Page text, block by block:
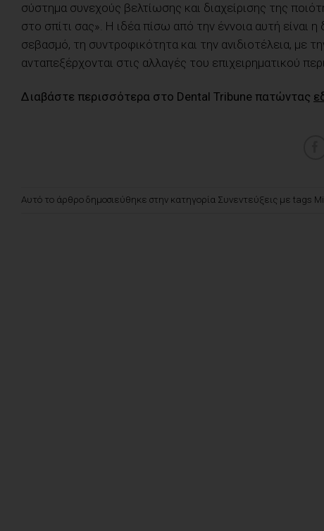
σύστημα συνεχούς βελτίωσης και διαχείρισης της
στο σπίτι σας». Η ιδέα πίσω από την έννοια αυτή είναι
σεβασμό, τη συντροφικότητα και την ανιδιοτέλεια,
ανταπεξέρχονται στις αλλαγές του επιχειρηματικού
Διαβάστε περισσότερα στο Dental Tribune πατώντας
Αυτό το άρθρο δημοσιεύθηκε στην κατηγορία Συνεντεύξεις με tags